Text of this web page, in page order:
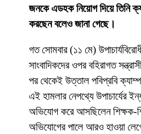
জনকে এডহক নিয়োগ দিয়ে তিনি
করছেন বলেও জানা গেছে।
​গত সোমবার (১১ মে)
সাংবাদিকদের ওপর বহিরাগত
পর থেকেই উত্তাল পবিপ্রবি
এই হামলার নেপথ্যে উপাচার্যের
অভিযোগ করে আসছিলেন শিক্ষক-
অভিযোগের পালে আরও হাওয়া